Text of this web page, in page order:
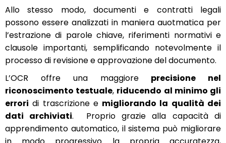
Allo stesso modo, documenti e contratti legali
possono essere analizzati in maniera auotmatica per
l’estrazione di parole chiave, riferimenti normativi e
clausole importanti, semplificando notevolmente il
processo di revisione e approvazione del documento.
L’OCR offre una maggiore precisione nel
riconoscimento testuale, riducendo al minimo gli
errori di trascrizione e migliorando la qualità dei
dati archiviati. Proprio grazie alla capacità di
apprendimento automatico, il sistema può migliorare